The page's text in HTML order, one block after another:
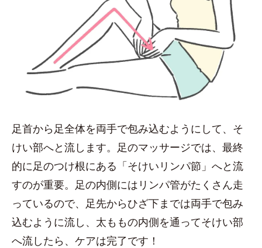
足首から足全体を両手で包み込むようにして、そ
けい部へと流します。足のマッサージでは、最終
的に足のつけ根にある「そけいリンパ節」へと流
すのが重要。足の内側にはリンパ管がたくさん走
っているので、足先からひざ下までは両手で包み
込むように流し、太ももの内側を通ってそけい部
へ流したら、ケアは完了です！